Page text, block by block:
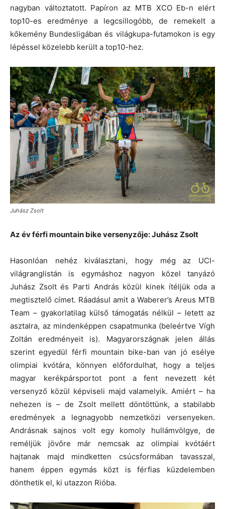
nagyban változtatott. Papíron az MTB XCO Eb-n elért
top10-es eredménye a legcsillogóbb, de remekelt a
kőkemény Bundesligában és világkupa-futamokon is egy
lépéssel közelebb került a top10-hez.
Juhász Zsolt
Az év férfi mountain bike versenyzője: Juhász Zsolt
Hasonlóan nehéz kiválasztani, hogy még az UCI-
világranglistán is egymáshoz nagyon közel tanyázó
Juhász Zsolt és Parti András közül kinek ítéljük oda a
megtisztelő címet. Ráadásul amit a Waberer’s Areus MTB
Team – gyakorlatilag külső támogatás nélkül – letett az
asztalra, az mindenképpen csapatmunka (beleértve Vígh
Zoltán eredményeit is). Magyarországnak jelen állás
szerint egyedül férfi mountain bike-ban van jó esélye
olimpiai kvótára, könnyen előfordulhat, hogy a teljes
magyar kerékpársportot pont a fent nevezett két
versenyző közül képviseli majd valamelyik. Amiért – ha
nehezen is – de Zsolt mellett döntöttünk, a stabilabb
eredmények a legnagyobb nemzetközi versenyeken.
Andrásnak sajnos volt egy komoly hullámvölgye, de
reméljük jövőre már nemcsak az olimpiai kvótáért
hajtanak majd mindketten csúcsformában tavasszal,
hanem éppen egymás közt is férfias küzdelemben
dönthetik el, ki utazzon Rióba.